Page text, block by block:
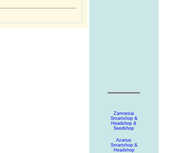
Zamnesia
Smartshop &
Headshop &
Seedshop
Azarius
Smartshop &
Headshop